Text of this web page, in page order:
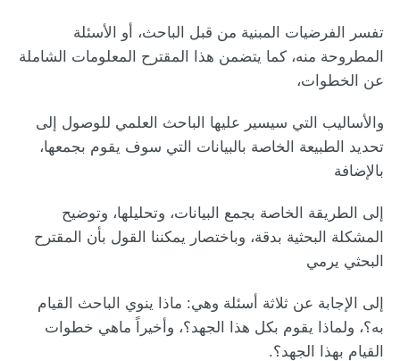
تفسر الفرضيات المبنية من قبل الباحث، أو الأسئلة
المطروحة منه، كما يتضمن هذا المقترح المعلومات الشاملة
عن الخطوات،
والأساليب التي سيسير عليها الباحث العلمي للوصول إلى
تحديد الطبيعة الخاصة بالبيانات التي سوف يقوم بجمعها،
بالإضافة
إلى الطريقة الخاصة بجمع البيانات، وتحليلها، وتوضيح
المشكلة البحثية بدقة، وباختصار يمكننا القول بأن المقترح
البحثي يرمي
إلى الإجابة عن ثلاثة أسئلة وهي: ماذا ينوي الباحث القيام
به؟، ولماذا يقوم بكل هذا الجهد؟، وأخيراً ماهي خطوات
القيام بهذا الجهد؟.